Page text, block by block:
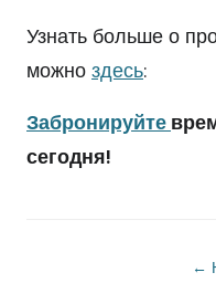
Узнать больше о
можно здесь:
Забронируйте
сегодня!
←